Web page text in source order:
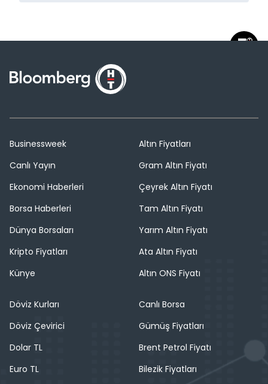
Businessweek
Canlı Yayın
Ekonomi Haberleri
Borsa Haberleri
Dünya Borsaları
Kripto Fiyatları
Künye
Altın Fiyatları
Gram Altın Fiyatı
Çeyrek Altın Fiyatı
Tam Altın Fiyatı
Yarım Altın Fiyatı
Ata Altın Fiyatı
Altın ONS Fiyatı
Döviz Kurları
Döviz Çevirici
Dolar TL
Euro TL
Canlı Borsa
Gümüş Fiyatları
Brent Petrol Fiyatı
Bilezik Fiyatları